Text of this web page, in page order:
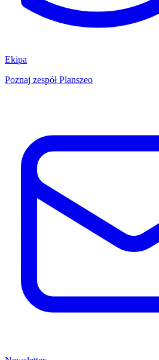
Ekipa
Poznaj zespół Planszeo